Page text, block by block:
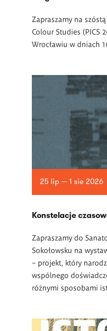
Zapraszamy na
Colour Studies (PICS
Wrocławiu w dniach
25 lip — 1 sie 2026
Konstelacje
Zapraszamy do
Sokołowsku na
– projekt, który
wspólnego
różnymi sposobami